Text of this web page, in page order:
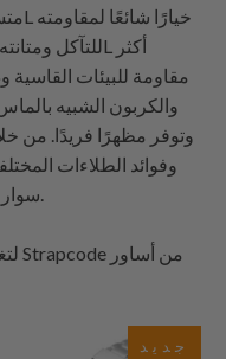
مقاومة للبيئات
وتوفر مظهرًا فريدًا. من
وفوائد الطلاءات
سوار ساعتك الفولاذي المقاوم للصدأ التالي.
لتغيير مظهر ساعتك، تحقق من مجموعةStrapcode
جديد